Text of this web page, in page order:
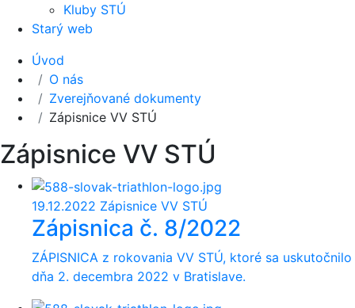
Kluby STÚ
Starý web
Úvod
O nás
Zverejňované dokumenty
Zápisnice VV STÚ
Zápisnice VV STÚ
19.12.2022 Zápisnice VV STÚ
Zápisnica č. 8/2022
ZÁPISNICA z rokovania VV STÚ, ktoré sa uskutočnilo
dňa 2. decembra 2022 v Bratislave.